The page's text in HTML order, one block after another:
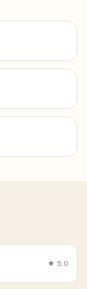
★ 5.0